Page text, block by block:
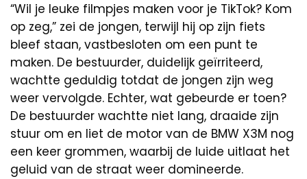
“Wil je leuke filmpjes maken voor je TikTok? Kom
op zeg,” zei de jongen, terwijl hij op zijn fiets
bleef staan, vastbesloten om een punt te
maken. De bestuurder, duidelijk geïrriteerd,
wachtte geduldig totdat de jongen zijn weg
weer vervolgde. Echter, wat gebeurde er toen?
De bestuurder wachtte niet lang, draaide zijn
stuur om en liet de motor van de BMW X3M nog
een keer grommen, waarbij de luide uitlaat het
geluid van de straat weer domineerde.